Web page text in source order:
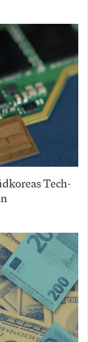
Tech-